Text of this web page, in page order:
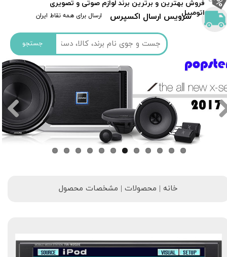
جستجو
سرویس ارسال اکسپرس ​​ارسال برای همه نقاط ایران
​فروش بهترین و برترین برند لوازم صوتی و تصویری
اتومبیل​​​​​​​
خانه | محصولات | مشخصات محصول